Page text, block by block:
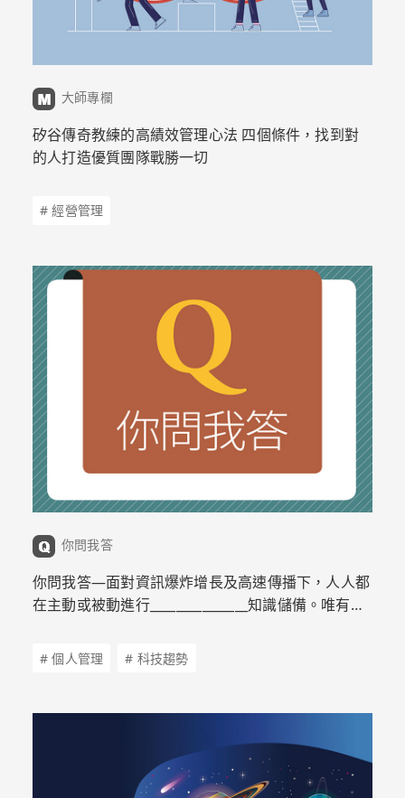
大師專欄
矽谷傳奇教練的高績效管理心法 四個條件，找到對
的人打造優質團隊戰勝一切
# 經營管理
你問我答
你問我答—面對資訊爆炸增長及高速傳播下，人人都
在主動或被動進行_______________知識儲備。唯有如
# 個人管理 # 科技趨勢